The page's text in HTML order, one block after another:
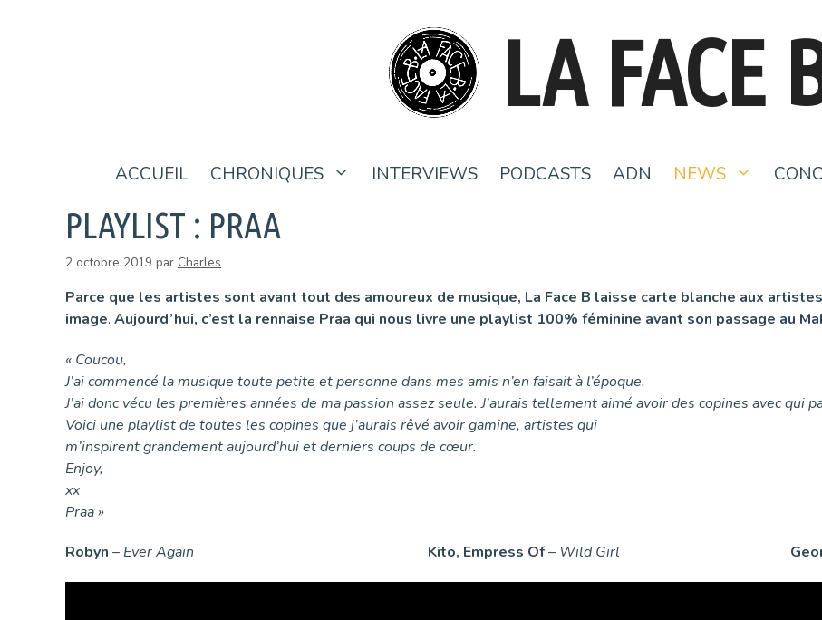
LA FACE
ACCUEIL CHRONIQUES INTERVIEWS PODCASTS ADN NEWS
PLAYLIST : PRAA
2 octobre 2019 par Charles
Parce que les artistes sont avant tout des amoureux de musique, La Face B laisse carte blanche aux
image. Aujourd’hui, c’est la rennaise Praa qui nous livre une playlist 100% féminine avant son passage au
« Coucou,
J’ai commencé la musique toute petite et personne dans mes amis n’en faisait à l’époque.
J’ai donc vécu les premières années de ma passion assez seule. J’aurais tellement aimé avoir des copines avec qui
Voici une playlist de toutes les copines que j’aurais rêvé avoir gamine, artistes qui
m’inspirent grandement aujourd’hui et derniers coups de cœur.
Enjoy,
xx
Praa »
Robyn – Ever Again Kito, Empress Of– Wild Girl